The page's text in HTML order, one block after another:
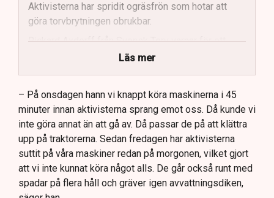
Aktivisterna har spridit ogräsfrön som hotar att
göra torvbrytningen obrukbar.
Rickard Axdorff från Svensk Torv varnar för ett
stort ekonomiskt sabotage.
Dialogpolisen på plats står maktlös inför
aktivisternas handlingar.
Frågor kvarstår om finansiering av illegal aktivism.
Läs mer
– På onsdagen hann vi knappt köra maskinerna i 45
minuter innan aktivisterna sprang emot oss. Då kunde vi
inte göra annat än att gå av. Då passar de på att klättra
upp på traktorerna. Sedan fredagen har aktivisterna
suttit på våra maskiner redan på morgonen, vilket gjort
att vi inte kunnat köra något alls. De går också runt med
spadar på flera håll och gräver igen avvattningsdiken,